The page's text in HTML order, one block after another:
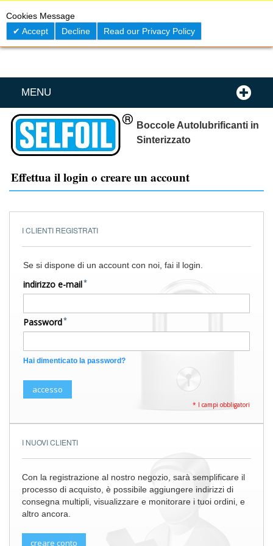
Cookies Message
Accept
Decline Read our Privacy Policy
to
Content
MENU
Boccole Autolubrificanti in
Sinterizzato
Effettua il login o creare un account
I NUOVI CLIENTI
Con la registrazione al nostro negozio, sarà semplificare il
processo di acquisto, è possibile aggiungere indirizzi di
consegna multipli, visualizzare e monitorare i tuoi ordini, e
altro ancora.
creare conto
I CLIENTI REGISTRATI
Se si dispone di un account con noi, fai il login.
indirizzo e-mail
Password
Hai dimenticato la password?
accesso